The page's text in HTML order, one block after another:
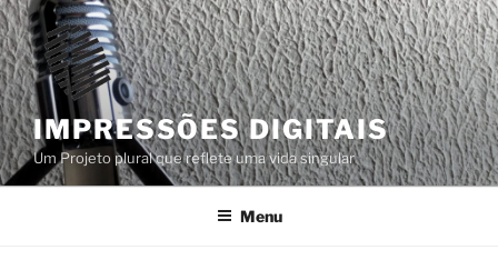
Skip
to
content
IMPRESSÕES DIGITAIS
Um Projeto plural que reflete uma vida singular
Menu